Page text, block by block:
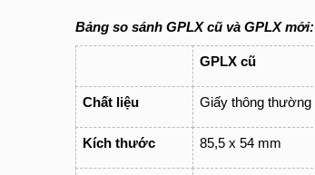
Bảng so sánh GPLX cũ và GPLX mới:
GPLX cũ
Chất liệu Giấy thông thường
Kích thước 85,5 x 54 mm